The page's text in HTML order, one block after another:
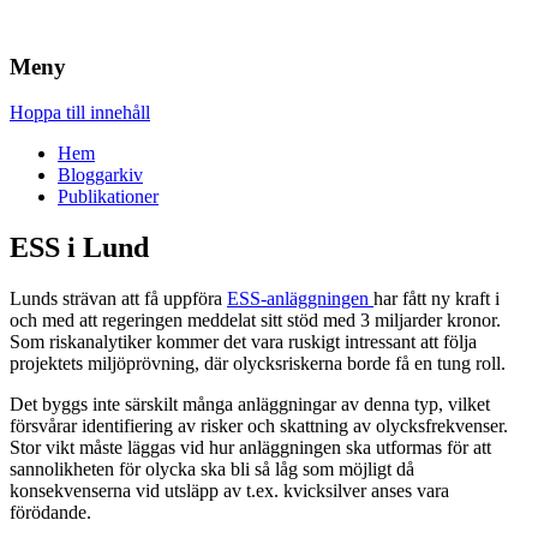
Wuz
Meny
Hoppa till innehåll
Hem
Bloggarkiv
Publikationer
ESS i Lund
Lunds strävan att få uppföra ESS-anläggningen har fått ny kraft i
och med att regeringen meddelat sitt stöd med 3 miljarder kronor.
Som riskanalytiker kommer det vara ruskigt intressant att följa
projektets miljöprövning, där olycksriskerna borde få en tung roll.
Det byggs inte särskilt många anläggningar av denna typ, vilket
försvårar identifiering av risker och skattning av olycksfrekvenser.
Stor vikt måste läggas vid hur anläggningen ska utformas för att
sannolikheten för olycka ska bli så låg som möjligt då
konsekvenserna vid utsläpp av t.ex. kvicksilver anses vara
förödande.